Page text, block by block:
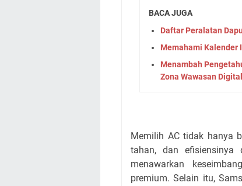
BACA JUGA
Daftar Peralatan
Memahami Kalender
Menambah
Zona Wawasan Digital
Memilih AC tidak hanya
tahan, dan efisiensinya
menawarkan
premium. Selain itu,